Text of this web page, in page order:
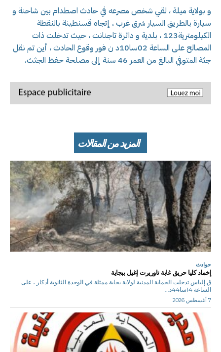
و بولاية ميلة ، لقي شخص مصرعه في حادث اصطدام بين شاحنة و
سيارة بالطريق السيار شرق غرب ، إتجاه قسنطينة بالنقطة
الكيلومترية123 ، بلدية و دائرة تاجنانت ، حيث تدخلت ذات
المصالح على الساعة 02سا10د ن فور وقوع الحادث ، أين تم نقل
جثة المتوفي البالغ من العمر 46 سنة إلى مصلحة حفظ الجثث.
المزيد من المقالات
حوادث
إخماد كليا حريق غابة تاوريرت إغيل ببجاية
ق.إلياس تدخلت الحماية المدنية لولاية بجاية ممثلة في الوحدة الثانوية أدكار ، على
الساعة 14سا44د...
7 أغسطس 2026